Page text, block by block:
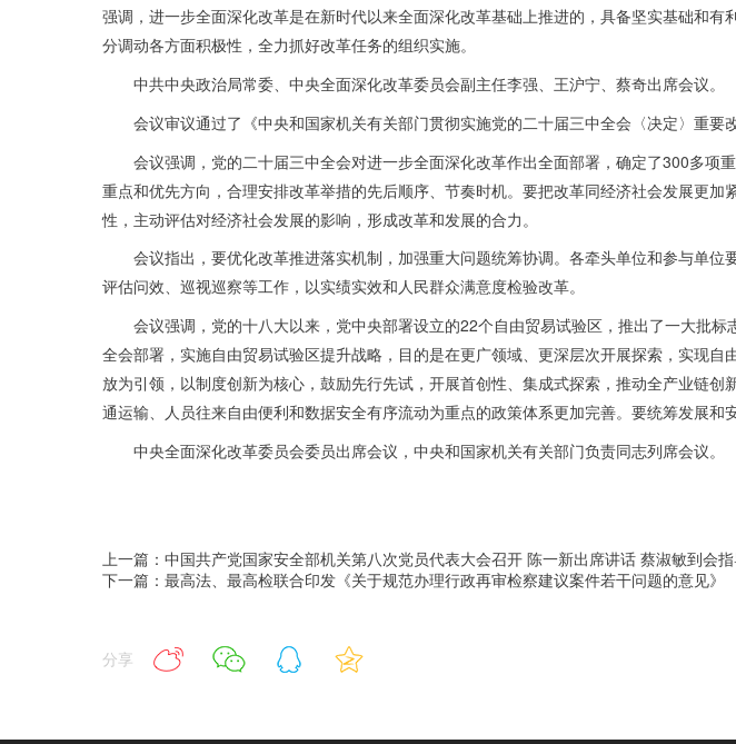
强调，进一步全面深化改革是在新时代以来全面深化改革基础上推进的，具备坚实基础和
分调动各方面积极性，全力抓好改革任务的组织实施。
中共中央政治局常委、中央全面深化改革委员会副主任李强、王沪宁、蔡奇出席会议。
会议审议通过了《中央和国家机关有关部门贯彻实施党的二十届三中全会〈决定〉重要
会议强调，党的二十届三中全会对进一步全面深化改革作出全面部署，确定了300多
重点和优先方向，合理安排改革举措的先后顺序、节奏时机。要把改革同经济社会发展更
性，主动评估对经济社会发展的影响，形成改革和发展的合力。
会议指出，要优化改革推进落实机制，加强重大问题统筹协调。各牵头单位和参与单
评估问效、巡视巡察等工作，以实绩实效和人民群众满意度检验改革。
会议强调，党的十八大以来，党中央部署设立的22个自由贸易试验区，推出了一大批
全会部署，实施自由贸易试验区提升战略，目的是在更广领域、更深层次开展探索，实现
放为引领，以制度创新为核心，鼓励先行先试，开展首创性、集成式探索，推动全产业链
通运输、人员往来自由便利和数据安全有序流动为重点的政策体系更加完善。要统筹发展和
中央全面深化改革委员会委员出席会议，中央和国家机关有关部门负责同志列席会议。
上一篇：中国共产党国家安全部机关第八次党员代表大会召开 陈一新出席讲话 蔡淑敏到会
下一篇：最高法、最高检联合印发《关于规范办理行政再审检察建议案件若干问题的意见》
分享